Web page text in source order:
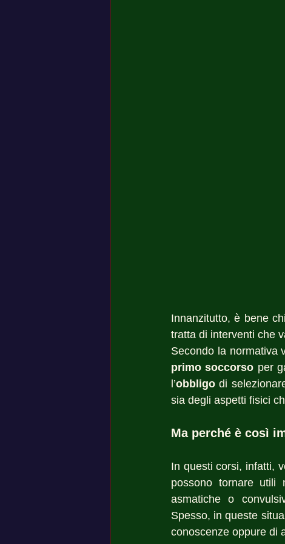
Innanzitutto, è bene
tratta di interventi che
Secondo la normativa
primo soccorso per
l’obbligo di
sia degli aspetti fisici
Ma perché è così
In questi corsi, infatti,
possono tornare utili
asmatiche o
Spesso, in queste
conoscenze oppure di